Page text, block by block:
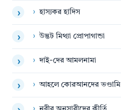
› › হাস্যকর হাদিস
› › উদ্ভট মিথ্যা প্রোপাগান্ডা
› › দাই-দের আমলনামা
› › আহলে কোরআনদের ভণ্ডামি